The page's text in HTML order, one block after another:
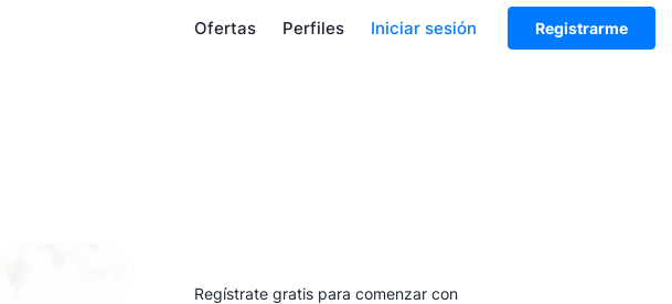
Ofertas Perfiles Iniciar sesión Registrarme
Regístrate gratis para comenzar con